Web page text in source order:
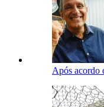
Após acordo